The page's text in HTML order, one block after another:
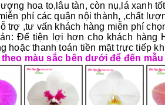
hoa to,lâu tàn, còn nụ,lá xanh
phí các quận nội thành, ,chất
trợ ,tư vấn khách hàng miễn phí
Để tiện lợi hơn cho khách hàng
hoặc thanh toán tiền mặt trực tiếp
màu sắc bên dưới để đến